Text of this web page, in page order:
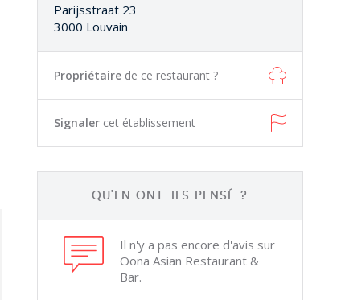
Parijsstraat 23
3000 Louvain
Propriétaire de ce restaurant ?
Signaler cet établissement
QU'EN ONT-ILS PENSÉ ?
Il n'y a pas encore d'avis sur
Oona Asian Restaurant &
Bar.